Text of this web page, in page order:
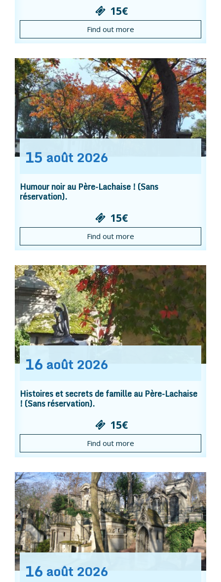
15€
Find out more
15 août 2026
Humour noir au Père-Lachaise ! (Sans
réservation).
15€
Find out more
16 août 2026
Histoires et secrets de famille au Père-Lachaise
! (Sans réservation).
15€
Find out more
16 août 2026